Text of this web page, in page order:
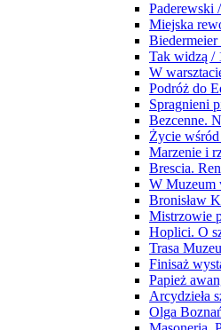
Paderewski
Miejska
Tak widzą /
W
Podróż do
Spragnieni
Bezcenne.
Życie
Marzenie i
Brescia.
W Muzeum
Bronisław
Mistrzowie
Hoplici. O
Trasa
Finisaż
Papież
Arcydzieła
Olga